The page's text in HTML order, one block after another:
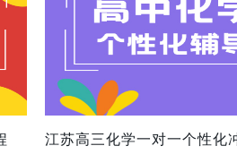
江苏高三化学一对一个性化